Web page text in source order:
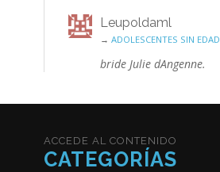
Leupoldaml
→ ADOLESCENTES SIN EDAD
bride Julie dAngenne.
ACCEDE AL CONTENIDO
CATEGORÍAS